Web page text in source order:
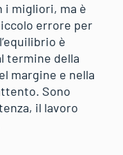
i migliori, ma è
errore per
è
termine della
margine e nella
Sono
il lavoro